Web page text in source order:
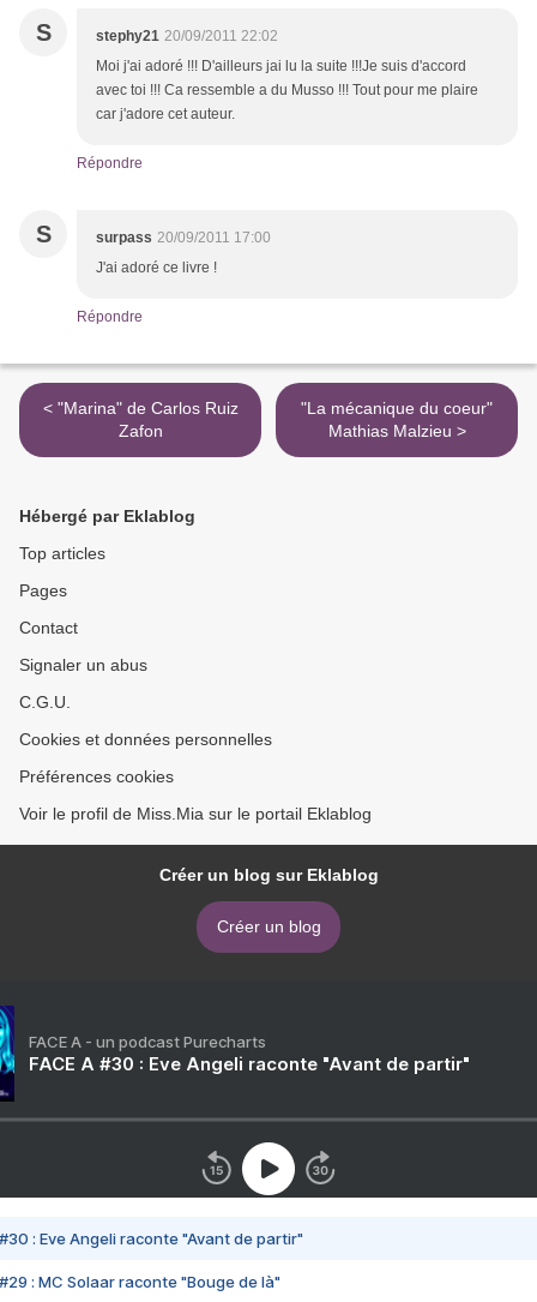
S stephy21 20/09/2011 22:02
Moi j'ai adoré !!! D'ailleurs jai lu la suite !!!Je suis d'accord
avec toi !!! Ca ressemble a du Musso !!! Tout pour me plaire
car j'adore cet auteur.
Répondre
S surpass 20/09/2011 17:00
J'ai adoré ce livre !
Répondre
< "Marina" de Carlos Ruiz
Zafon
"La mécanique du coeur"
Mathias Malzieu >
Hébergé par Eklablog
Top articles
Pages
Contact
Signaler un abus
C.G.U.
Cookies et données personnelles
Préférences cookies
Voir le profil de Miss.Mia sur le portail Eklablog
Créer un blog sur Eklablog
Créer un blog
FACE A - un podcast Purecharts
FACE A #30 : Eve Angeli raconte "Avant de partir"
#30 : Eve Angeli raconte "Avant de partir"
#29 : MC Solaar raconte "Bouge de là"